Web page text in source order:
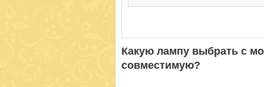
Какую лампу выбрать с
совместимую?